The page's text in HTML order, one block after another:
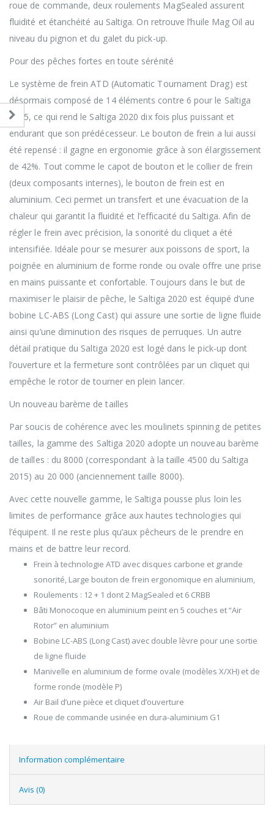
roue de commande, deux roulements MagSealed assurent
fluidité et étanchéité au Saltiga. On retrouve l’huile Mag Oil au
niveau du pignon et du galet du pick-up.
Pour des pêches fortes en toute sérénité
Le système de frein ATD (Automatic Tournament Drag) est
désormais composé de 14 éléments contre 6 pour le Saltiga
2015, ce qui rend le Saltiga 2020 dix fois plus puissant et
endurant que son prédécesseur. Le bouton de frein a lui aussi
été repensé : il gagne en ergonomie grâce à son élargissement
de 42%. Tout comme le capot de bouton et le collier de frein
(deux composants internes), le bouton de frein est en
aluminium. Ceci permet un transfert et une évacuation de la
chaleur qui garantit la fluidité et l’efficacité du Saltiga. Afin de
régler le frein avec précision, la sonorité du cliquet a été
intensifiée. Idéale pour se mesurer aux poissons de sport, la
poignée en aluminium de forme ronde ou ovale offre une prise
en mains puissante et confortable. Toujours dans le but de
maximiser le plaisir de pêche, le Saltiga 2020 est équipé d’une
bobine LC-ABS (Long Cast) qui assure une sortie de ligne fluide
ainsi qu’une diminution des risques de perruques. Un autre
détail pratique du Saltiga 2020 est logé dans le pick-up dont
l’ouverture et la fermeture sont contrôlées par un cliquet qui
empêche le rotor de tourner en plein lancer.
Un nouveau barème de tailles
Par soucis de cohérence avec les moulinets spinning de petites
tailles, la gamme des Saltiga 2020 adopte un nouveau barème
de tailles : du 8000 (correspondant à la taille 4500 du Saltiga
2015) au 20 000 (anciennement taille 8000).
Avec cette nouvelle gamme, le Saltiga pousse plus loin les
limites de performance grâce aux hautes technologies qui
l’équipent. Il ne reste plus qu’aux pêcheurs de le prendre en
mains et de battre leur record.
Frein à technologie ATD avec disques carbone et grande
sonorité, Large bouton de frein ergonomique en aluminium,
Roulements : 12 + 1 dont 2 MagSealed et 6 CRBB
Bâti Monocoque en aluminium peint en 5 couches et “Air
Rotor” en aluminium
Bobine LC-ABS (Long Cast) avec double lèvre pour une sortie
de ligne fluide
Manivelle en aluminium de forme ovale (modèles X/XH) et de
forme ronde (modèle P)
Air Bail d’une pièce et cliquet d’ouverture
Roue de commande usinée en dura-aluminium G1
Information complémentaire
Avis (0)